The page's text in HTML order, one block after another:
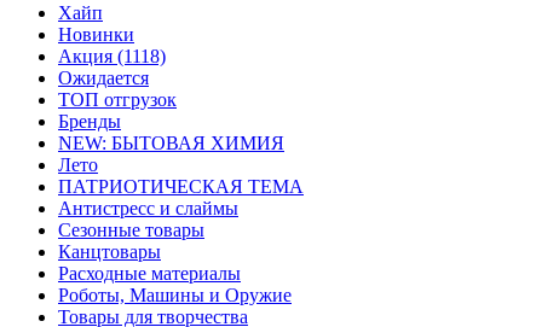
Хайп
Новинки
Акция (1118)
Ожидается
ТОП отгрузок
Бренды
NEW: БЫТОВАЯ ХИМИЯ
Лето
ПАТРИОТИЧЕСКАЯ ТЕМА
Антистресс и слаймы
Сезонные товары
Канцтовары
Расходные материалы
Роботы, Машины и Оружие
Товары для творчества